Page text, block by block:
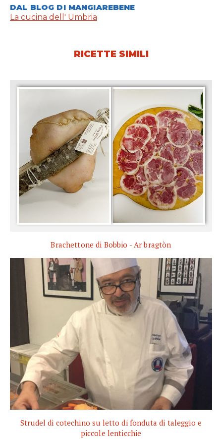
DAL BLOG DI MANGIAREBENE
La cucina dell' Umbria
RICETTE SIMILI
Brachettone di Bobbio - Ar bragtòn
Strudel di cotechino su letto di fonduta di taleggio e
piccole lenticchie